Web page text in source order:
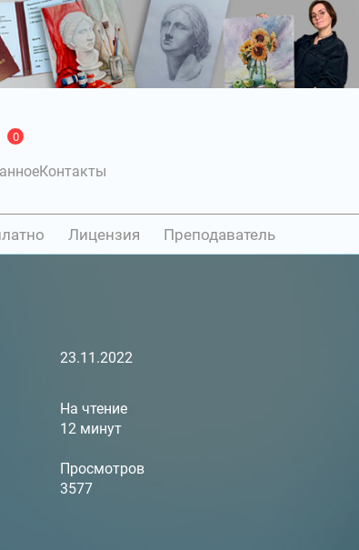
0
Контакты
Лицензия Преподаватель
23.11.2022
На чтение
12 минут
Просмотров
3577